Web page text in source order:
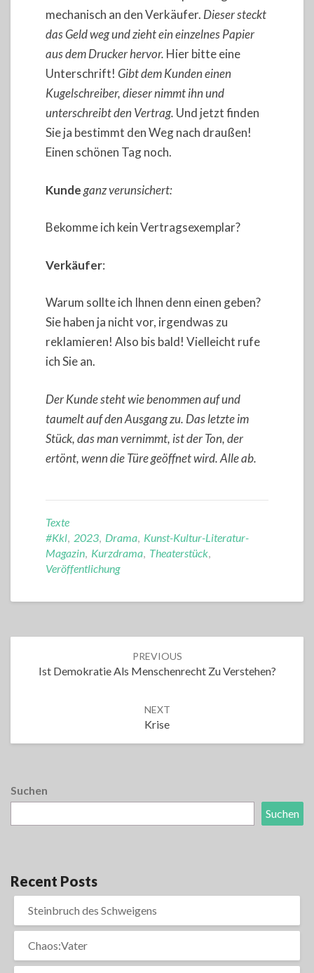
mechanisch an den Verkäufer. Dieser steckt
das Geld weg und zieht ein einzelnes Papier
aus dem Drucker hervor. Hier bitte eine
Unterschrift! Gibt dem Kunden einen
Kugelschreiber, dieser nimmt ihn und
unterschreibt den Vertrag. Und jetzt finden
Sie ja bestimmt den Weg nach draußen!
Einen schönen Tag noch.
Kundeganz verunsichert:
Bekomme ich kein Vertragsexemplar?
Verkäufer:
Warum sollte ich Ihnen denn einen geben?
Sie haben ja nicht vor, irgendwas zu
reklamieren! Also bis bald! Vielleicht rufe
ich Sie an.
Der Kunde steht wie benommen auf und
taumelt auf den Ausgang zu. Das letzte im
Stück, das man vernimmt, ist der Ton, der
ertönt, wenn die Türe geöffnet wird. Alle ab.
Texte
#kkl, 2023, Drama, Kunst-Kultur-Literatur-
Magazin, Kurzdrama, Theaterstück,
Veröffentlichung
PREVIOUS
Ist Demokratie Als Menschenrecht Zu Verstehen?
NEXT
Krise
Suchen
Suchen
Recent Posts
Steinbruch des Schweigens
Chaos:Vater